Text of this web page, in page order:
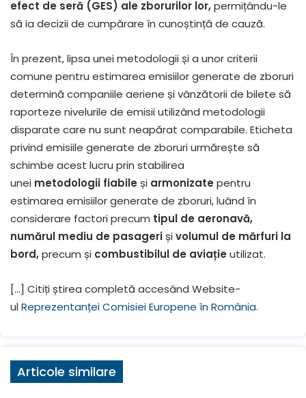
efect de seră (GES) ale zborurilor lor,permițându-le
să ia decizii de cumpărare în cunoștință de cauză.
În prezent, lipsa unei metodologii și a unor criterii
comune pentru estimarea emisiilor generate de zboruri
determină companiile aeriene și vânzătorii de bilete să
raporteze nivelurile de emisii utilizând metodologii
disparate care nu sunt neapărat comparabile. Eticheta
privind emisiile generate de zboruri urmărește să
schimbe acest lucru prin stabilirea
unei metodologii fiabile și armonizatepentru
estimarea emisiilor generate de zboruri, luând în
considerare factori precum tipul de aeronavă,
numărul mediu de pasageri șivolumul de mărfuri la
bord,precum și combustibilul de aviațieutilizat.
[…] Citiți știrea completă accesând Website-
ulReprezentanței Comisiei Europene în România.
Articole similare